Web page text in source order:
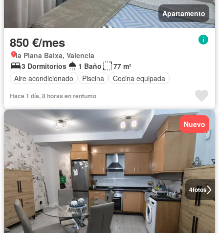
Apartamento
850 €/mes
la Plana Baixa, Valencia
3 Dormitorios
1 Baño
77 m²
Aire acondicionado
Piscina Cocina equipada
Hace 1 día, 8 horas en rentumo
4fotos
Nuevo